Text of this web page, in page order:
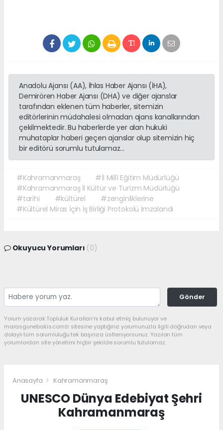
Anadolu Ajansı (AA), İhlas Haber Ajansı (İHA),
Demirören Haber Ajansı (DHA) ve diğer ajanslar
tarafından eklenen tüm haberler, sitemizin
editörlerinin müdahalesi olmadan ajans kanallarından
çekilmektedir. Bu haberlerde yer alan hukuki
muhataplar haberi geçen ajanslar olup sitemizin hiç
bir editörü sorumlu tutulamaz...
#Kahramanmaraş
#İl Millî Eğitim Müdürlüğü
#Kahramanmaraş İl Kültür ve Turizm Müdürlüğü
#tarihi
#kültürel
#zenginliklerine
#Kültürel Miras İçin İş Birliği Protokolü İmzalandı
Okuyucu Yorumları (0)
Gönder
Yorum yazarak Topluluk Kuralları’nı kabul etmiş bulunuyor ve
marasgunebakis.com.tr sitesine yaptığınız yorumunuzla ilgili doğrudan veya
dolaylı tüm sorumluluğu tek başınıza üstleniyorsunuz. Yazılan tüm
yorumlardan site yönetimi hiçbir şekilde sorumlu tutulamaz.
Anasayfa Kahramanmaraş
UNESCO Dünya Edebiyat Şehri
Kahramanmaraş